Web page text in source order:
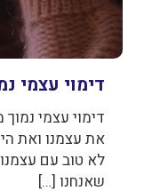
דימוי עצמי
דימוי עצמי
את עצמנו ואת
לא טוב עם
שאנחנו […]